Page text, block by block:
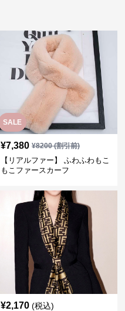
SALE
¥7,380 ¥8200(割引前)
【リアルファー】 ふわふわもこ
もこファースカーフ
¥2,170 (税込)